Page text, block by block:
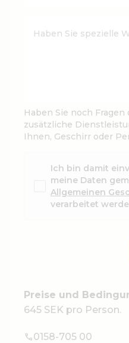
Haben Sie spezielle
Haben Sie noch
zusätzliche
Ihnen, Geschirr oder
Ich bin damit
meine Daten
Allgemeinen
verarbeitet
Preise und
645 SEK pro Person.
0158-705 00